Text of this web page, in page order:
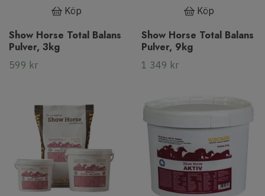
Köp
Show Horse Total Balans
Pulver, 3kg
599 kr
Köp
Show Horse Total Balans
Pulver, 9kg
1 349 kr